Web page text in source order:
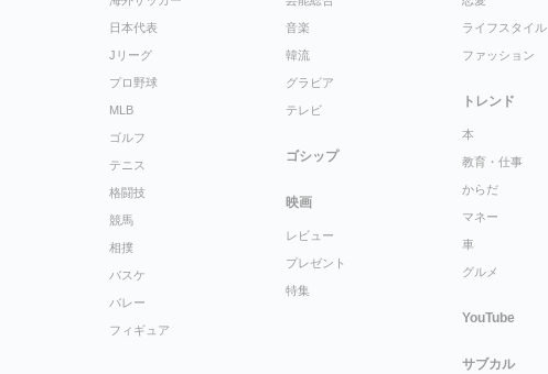
日本代表
Jリーグ
プロ野球
MLB
ゴルフ
テニス
格闘技
競馬
相撲
バスケ
バレー
フィギュア
音楽
韓流
グラビア
テレビ
ゴシップ
映画
レビュー
プレゼント
特集
ライフスタイル
ファッション
トレンド
本
教育・仕事
からだ
マネー
車
グルメ
YouTube
サブカル